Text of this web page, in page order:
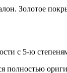
Золотое
с 5-ю
полностью